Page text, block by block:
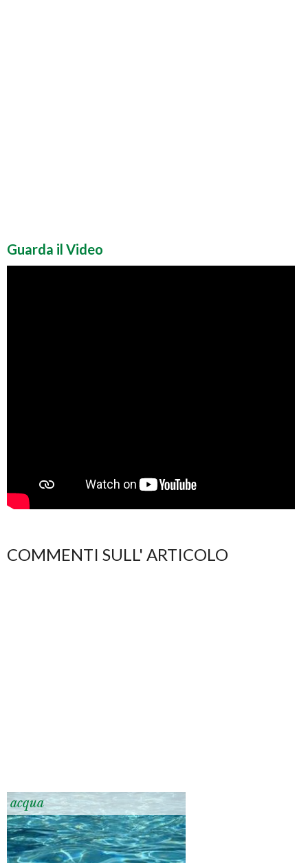
Guarda il Video
COMMENTI SULL' ARTICOLO
acqua